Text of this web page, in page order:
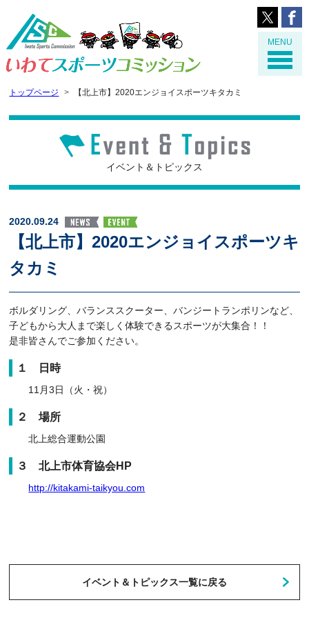
MENU
トップページ 【北上市】2020エンジョイスポーツキタカミ
イベント＆トピックス
2020.09.24
【北上市】2020エンジョイスポーツキ
タカミ
ボルダリング、バランススクーター、バンジートランポリンなど、
子どもから大人まで楽しく体験できるスポーツが大集合！！
是非皆さんでご参加ください。
１ 日時
11月3日（火・祝）
２ 場所
北上総合運動公園
３ 北上市体育協会HP
http://kitakami-taikyou.com
イベント＆トピックス一覧に戻る